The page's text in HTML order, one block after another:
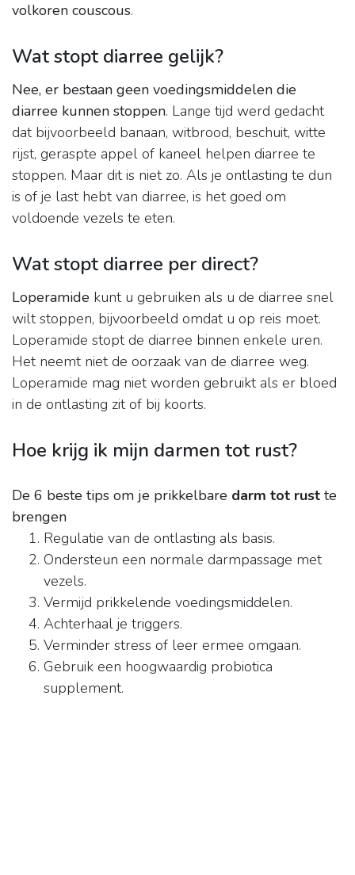
volkoren couscous.
Wat stopt diarree gelijk?
Nee, er bestaan geen voedingsmiddelen die
diarree kunnen stoppen. Lange tijd werd gedacht
dat bijvoorbeeld banaan, witbrood, beschuit, witte
rijst, geraspte appel of kaneel helpen diarree te
stoppen. Maar dit is niet zo. Als je ontlasting te dun
is of je last hebt van diarree, is het goed om
voldoende vezels te eten.
Wat stopt diarree per direct?
Loperamide kunt u gebruiken als u de diarree snel
wilt stoppen, bijvoorbeeld omdat u op reis moet.
Loperamide stopt de diarree binnen enkele uren.
Het neemt niet de oorzaak van de diarree weg.
Loperamide mag niet worden gebruikt als er bloed
in de ontlasting zit of bij koorts.
Hoe krijg ik mijn darmen tot rust?
De 6 beste tips om je prikkelbare darm tot rust te
brengen
Regulatie van de ontlasting als basis.
Ondersteun een normale darmpassage met
vezels.
Vermijd prikkelende voedingsmiddelen.
Achterhaal je triggers.
Verminder stress of leer ermee omgaan.
Gebruik een hoogwaardig probiotica
supplement.